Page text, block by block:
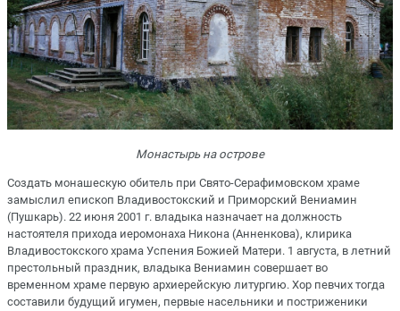
Монастырь на острове
Создать монашескую обитель при Свято-Серафимовском храме
замыслил епископ Владивостокский и Приморский Вениамин
(Пушкарь). 22 июня 2001 г. владыка назначает на должность
настоятеля прихода иеромонаха Никона (Анненкова), клирика
Владивостокского храма Успения Божией Матери. 1 августа, в летний
престольный праздник, владыка Вениамин совершает во
временном храме первую архиерейскую литургию. Хор певчих тогда
составили будущий игумен, первые насельники и постриженики